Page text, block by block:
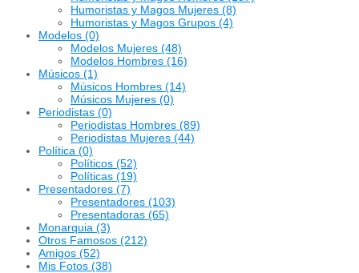
Humoristas y Magos Mujeres (8)
Humoristas y Magos Grupos (4)
Modelos (0)
Modelos Mujeres (48)
Modelos Hombres (16)
Músicos (1)
Músicos Hombres (14)
Músicos Mujeres (0)
Periodistas (0)
Periodistas Hombres (89)
Periodistas Mujeres (44)
Política (0)
Políticos (52)
Políticas (19)
Presentadores (7)
Presentadores (103)
Presentadoras (65)
Monarquia (3)
Otros Famosos (212)
Amigos (52)
Mis Fotos (38)